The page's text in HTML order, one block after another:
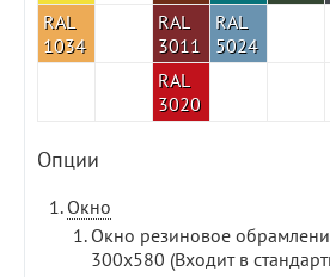
RAL
1034
RAL
3011
RAL
5024
RAL
3020
Опции
Окно
Окно резиновое
300х580 (Входит в